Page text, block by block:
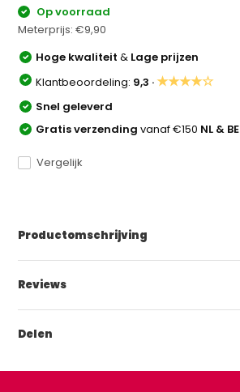
Op voorraad
Meterprijs:€9,90
Hoge kwaliteit& Lage prijzen
Klantbeoordeling: 9,3 ·★★★★☆
Snel geleverd
Gratis verzendingvanaf €150 NL & BE
Vergelijk
Productomschrijving
Reviews
Delen